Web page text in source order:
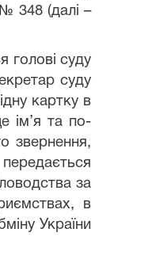
348 (далі –
голові суду
суду
картку в
ім’я та по-
звернення,
за
в
України